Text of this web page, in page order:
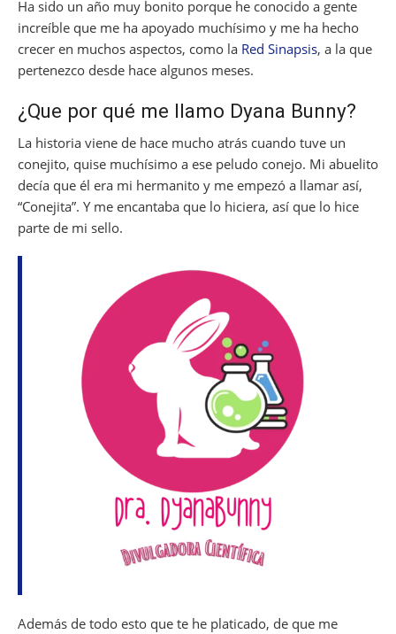
Ha sido un año muy bonito porque he conocido a gente
increíble que me ha apoyado muchísimo y me ha hecho
crecer en muchos aspectos, como la Red Sinapsis, a la que
pertenezco desde hace algunos meses.
¿Que por qué me llamo Dyana Bunny?
La historia viene de hace mucho atrás cuando tuve un
conejito, quise muchísimo a ese peludo conejo. Mi abuelito
decía que él era mi hermanito y me empezó a llamar así,
“Conejita”. Y me encantaba que lo hiciera, así que lo hice
parte de mi sello.
Además de todo esto que te he platicado, de que me